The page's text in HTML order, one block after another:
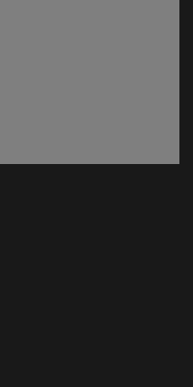
en nueva ventana)
en nueva ventana)